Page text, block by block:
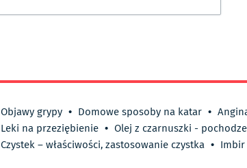
Objawy grypy • Domowe sposoby na katar •
Leki na przeziębienie • Olej z czarnuszki -
Czystek – właściwości, zastosowanie czystka • Imbir